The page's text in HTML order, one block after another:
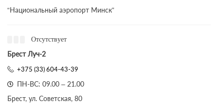
“Национальный аэропорт Минск”
Отсутствует
Брест Луч-2
+375 (33) 604-43-39
ПН-ВС: 09.00 – 21.00
Брест, ул. Советская, 80